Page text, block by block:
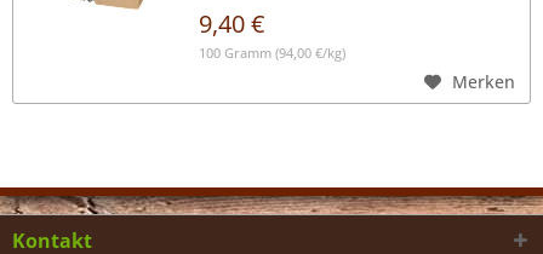
9,40 €
100 Gramm (94,00 €/kg)
Merken
Kontakt